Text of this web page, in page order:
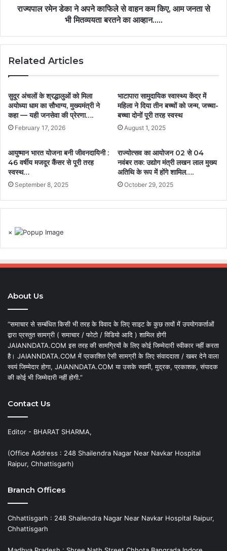
राज्यपाल रमेन डेका ने अपने काफिले से वाहन कम किए, आम जनता से
भी मितव्ययता बरतने का आव्हान…..
Related Articles
सुदूर अंचलों के श्रद्धालुओं को मिला
अयोध्या धाम का सौभाग्य, मुख्यमंत्री ने
कहा — यही जनसेवा की प्रेरणा….
February 17, 2026
भाटापारा सामुदायिक स्वास्थ्य केंद्र में
महिला ने दिया तीन बच्चों को जन्म, जच्चा-
बच्चा दोनों पूरी तरह स्वस्थ
August 1, 2025
आयुष्मान भारत योजना बनी जीवनदायिनी :
46 वर्षीय मजदूर कैंसर से पूरी तरह
स्वस्थ…
September 8, 2025
राज्योत्सव का आयोजन 02 से 04
नवंबर तक: उद्योग मंत्री लखन लाल मुख्य
अतिथि के रूप में होंगे शामिल….
October 29, 2025
×
About Us
“समाचार से सम्बंधित किसी भी तरह के विवाद के लिए साइट के कुछ तत्वों में उपयोगकर्ताओं
द्वारा प्रस्तुत सामग्री ( समाचार / फोटो / विडियो आदि ) शामिल होगी
JAIANNDATA.COM इस तरह की सामग्रियों के लिए कोई जिम्मेदारी स्वीकार नहीं करता
है। JAIANNDATA.COM में प्रकाशित ऐसी सामग्री के लिए संवाददाता / खबर देने वाला
स्वयं जिम्मेदार होगा, JAIANNDATA.COM या उसके स्वामी, मुद्रक, प्रकाशक, संपादक
की कोई भी जिम्मेदारी नहीं होगी.”
Contact Us
Editor - BHARAT SHARMA,
(Office Address : 248 Shailendra Nagar Near Navkar Hospital
Raipur, Chhattisgarh)
Branch Offices
Chhattisgarh : 248 Shailendra Nagar Near Navkar Hospital Raipur,
Chhattisgarh